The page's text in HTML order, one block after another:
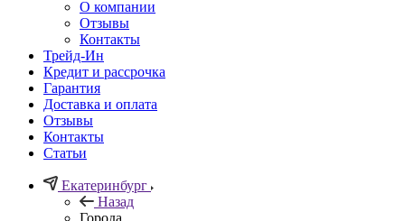
О компании
Отзывы
Контакты
Трейд-Ин
Кредит и рассрочка
Гарантия
Доставка и оплата
Отзывы
Контакты
Статьи
Екатеринбург
Назад
Города